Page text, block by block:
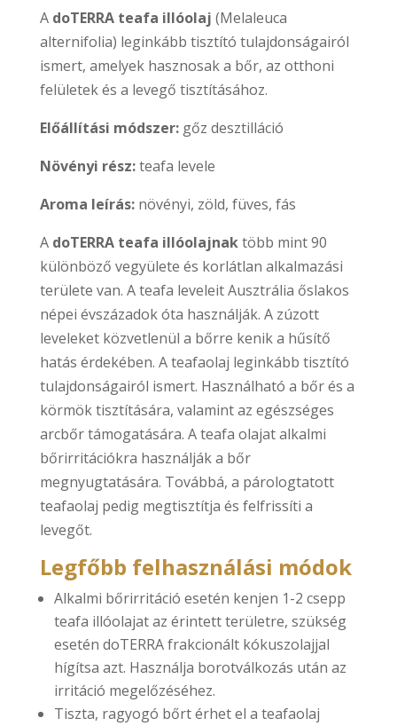
A doTERRA teafa illóolaj (Melaleuca
alternifolia) leginkább tisztító tulajdonságairól
ismert, amelyek hasznosak a bőr, az otthoni
felületek és a levegő tisztításához.
Előállítási módszer: gőz desztilláció
Növényi rész:teafa levele
Aroma leírás: növényi, zöld, füves, fás
A doTERRA teafa illóolajnaktöbb mint 90
különböző vegyülete és korlátlan alkalmazási
területe van. A teafa leveleit Ausztrália őslakos
népei évszázadok óta használják. A zúzott
leveleket közvetlenül a bőrre kenik a hűsítő
hatás érdekében. A teafaolaj leginkább tisztító
tulajdonságairól ismert. Használható a bőr és a
körmök tisztítására, valamint az egészséges
arcbőr támogatására. A teafa olajat alkalmi
bőrirritációkra használják a bőr
megnyugtatására. Továbbá, a párologtatott
teafaolaj pedig megtisztítja és felfrissíti a
levegőt.
Legfőbb felhasználási módok
Alkalmi bőrirritáció esetén kenjen 1-2 csepp
teafa illóolajat az érintett területre, szükség
esetén doTERRA frakcionált kókuszolajjal
hígítsa azt. Használja borotválkozás után az
irritáció megelőzéséhez.
Tiszta, ragyogó bőrt érhet el a teafaolaj